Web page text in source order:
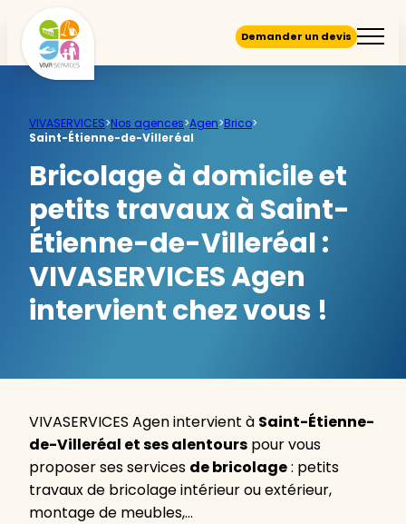
Demander un devis
VIVASERVICES>Nos agences>Agen>Brico>
Saint-Étienne-de-Villeréal
Bricolage à domicile et
petits travaux à Saint-
Étienne-de-Villeréal :
VIVASERVICES Agen
intervient chez vous !
VIVASERVICES Agen intervient à Saint-Étienne-
de-Villeréal et ses alentours pour vous
proposer ses services de bricolage: petits
travaux de bricolage intérieur ou extérieur,
montage de meubles,…